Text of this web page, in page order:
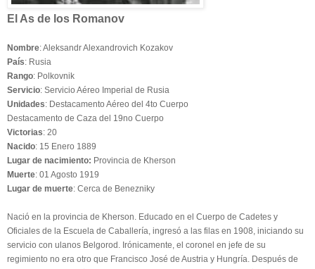
El As de los Romanov
Nombre: Aleksandr Alexandrovich Kozakov
País: Rusia
Rango: Polkovnik
Servicio: Servicio Aéreo Imperial de Rusia
Unidades: Destacamento Aéreo del 4to Cuerpo
Destacamento de Caza del 19no Cuerpo
Victorias: 20
Nacido: 15 Enero 1889
Lugar de nacimiento: Provincia de Kherson
Muerte: 01 Agosto 1919
Lugar de muerte: Cerca de Benezniky
Nació en la provincia de Kherson. Educado en el Cuerpo de Cadetes y
Oficiales de la Escuela de Caballería, ingresó a las filas en 1908, iniciando su
servicio con ulanos Belgorod. Irónicamente, el coronel en jefe de su
regimiento no era otro que Francisco José de Austria y Hungría. Después de